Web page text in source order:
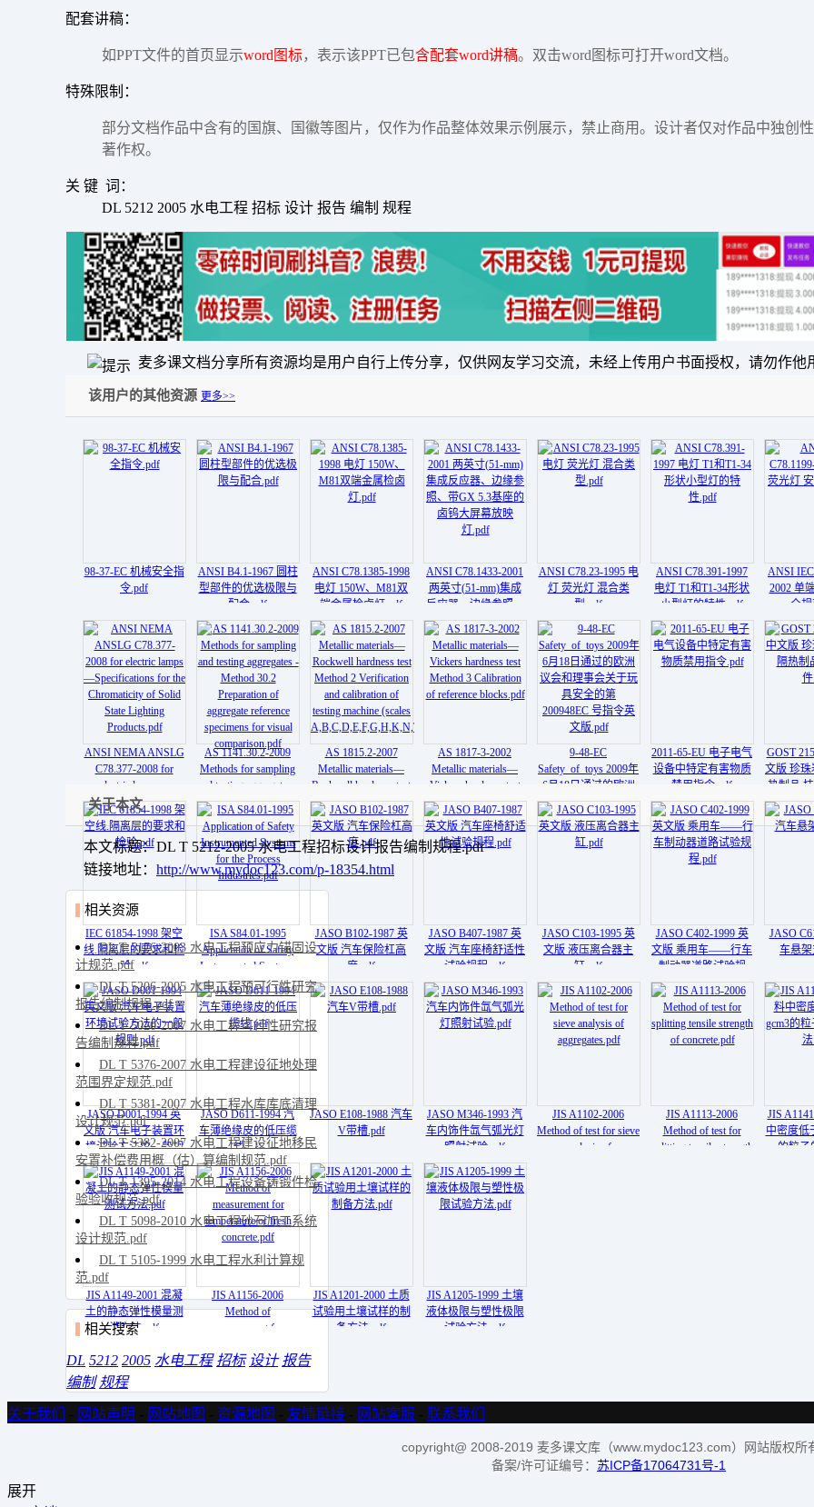
配套讲稿：
如PPT文件的首页显示word图标，表示该PPT已包含配套word讲稿。双击word图标可打开word文档。
特殊限制：
部分文档作品中含有的国旗、国徽等图片，仅作为作品整体效果示例展示，禁止商用。设计者仅对作品中独创
著作权。
关 键 词：
DL 5212 2005 水电工程 招标 设计 报告 编制 规程
麦多课文档分享所有资源均是用户自行上传分享，仅供网友学习交流，未经上传用户书面授权，请勿作他
该用户的其他资源 更多>>
98-37-EC 机械安全指
令.pdf
ANSI B4.1-1967 圆柱
型部件的优选极限与
配合.pdf
ANSI C78.1385-1998
电灯 150W、M81双
端金属检卤灯.pdf
ANSI C78.1433-2001
两英寸(51-mm)集成
反应器、边缘参照、
带GX 5.3基座的卤钨
大屏幕放映灯.pdf
ANSI C78.23-1995 电
灯 荧光灯 混合类
型.pdf
ANSI C78.391-1997
电灯 T1和T1-34形状
小型灯的特性.pdf
ANSI
2002 单
全
ANSI NEMA ANSLG
C78.377-2008 for
electric lamps—
Specifications for the
Chromaticity of Solid
State Lighting
Products.pdf
AS 1141.30.2-2009
Methods for sampling
and testing aggregates -
Method 30.2
Preparation of
aggregate reference
specimens for visual
comparison.pdf
AS 1815.2-2007
Metallic materials—
Rockwell hardness test
Method 2 Verification
and calibration of
testing machine (scales
A,B,C,D,E,F,G,H,K,N,T.pdf
AS 1817-3-2002
Metallic materials—
Vickers hardness test
Method 3 Calibration
of reference blocks.pdf
9-48-EC
Safety_of_toys 2009年
6月18日通过的欧洲
议会和理事会关于玩
具安全的第
200948EC 号指令英
文版.pdf
2011-65-EU 电子电气
设备中特定有害物质
禁用指令.pdf
GOST
文版 珍
热制品
IEC 61854-1998 架空
线.隔离层的要求和检
验.pdf
ISA S84.01-1995
Application of Safety
Instrumented Systems
for the Process
Industries.pdf
JASO B102-1987 英
文版 汽车保险杠高
度.pdf
JASO B407-1987 英
文版 汽车座椅舒适性
试验规程.pdf
JASO C103-1995 英
文版 液压离合器主
缸.pdf
JASO C402-1999 英
文版 乘用车——行车
制动器道路试验规
程.pdf
JASO
车悬
JASO D001-1994 英
文版 汽车电子装置环
境试验方法的一般规
则.pdf
JASO D611-1994 汽
车薄绝缘皮的低压缆
线.pdf
JASO E108-1988 汽车
V带槽.pdf
JASO M346-1993 汽
车内饰件氙气弧光灯
照射试验.pdf
JIS A1102-2006
Method of test for sieve
analysis of
JIS A1113-2006
Method of test for
splitting tensile strength
JIS
中密度低
的粒子
JIS A1149-2001 混凝
土的静态弹性模量测
试方法.pdf
JIS A1156-2006
Method of
measurement for
concrete.pdf
JIS A1201-2000 土质
试验用土壤试样的制
备方法.pdf
JIS A1205-1999 土壤
液体极限与塑性极限
试验方法.pdf
关于本文
本文标题：DL T 5212-2005 水电工程招标设计报告编制规程.pdf
链接地址： http://www.mydoc123.com/p-18354.html
相关资源
DL T 5176-2003 水电工程预应力锚固设
计规范.pdf
DL T 5206-2005 水电工程预可行性研究
报告编制规程.pdf
DL T 5020-2007 水电工程可行性研究报
告编制规程.pdf
DL T 5376-2007 水电工程建设征地处理
范围界定规范.pdf
DL T 5381-2007 水电工程水库库底清理
设计规范.pdf
DL T 5382-2007 水电工程建设征地移民
安置补偿费用概（估）算编制规范.pdf
DL T 1395-2014 水电工程设备铸锻件检
验验收规范.pdf
DL T 5098-2010 水电工程砂石加工系统
设计规范.pdf
DL T 5105-1999 水电工程水利计算规
范.pdf
相关搜索
DL 5212 2005 水电工程 招标 设计 报告
编制 规程
关于我们 网站声明 网站地图 资源地图 友情链接 网站客服 联系我们
copyright@ 2008-2019 麦多课文库（www.mydoc123.com）网站版权所
备案/许可证编号： 苏ICP备17064731号-1
展开